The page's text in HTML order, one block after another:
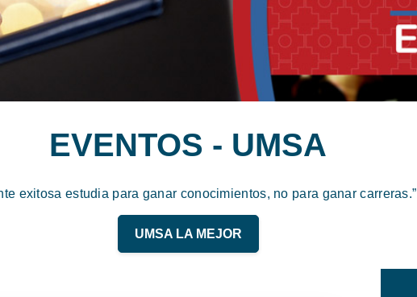
EVENTOS - UMSA
exitosa estudia para ganar conocimientos, no para ganar carreras.”
UMSA LA MEJOR